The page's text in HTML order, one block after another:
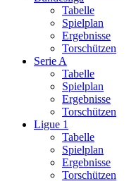
Tabelle
Spielplan
Ergebnisse
Torschützen
Serie A
Tabelle
Spielplan
Ergebnisse
Torschützen
Ligue 1
Tabelle
Spielplan
Ergebnisse
Torschützen